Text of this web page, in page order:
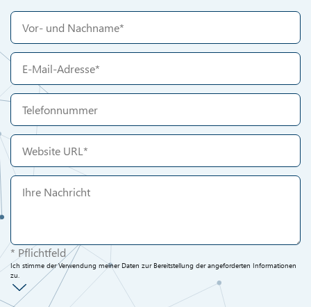
* Pflichtfeld
Ich stimme der Verwendung meiner Daten zur Bereitstellung der angeforderten Informationen
zu.